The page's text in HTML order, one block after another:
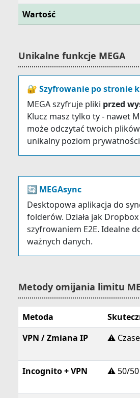
Wartość
Unikalne funkcje MEGA
🔐 Szyfrowanie po stronie
MEGA szyfruje pliki przed
Klucz masz tylko ty - nawet
może odczytać twoich
unikalny poziom
🔄 MEGAsync
Desktopowa aplikacja do
folderów. Działa jak Dropbox
szyfrowaniem E2E. Idealne
ważnych danych.
Metody omijania limitu
Metoda
VPN / Zmiana IP
⚠️
Incognito + VPN
⚠️ 50/50